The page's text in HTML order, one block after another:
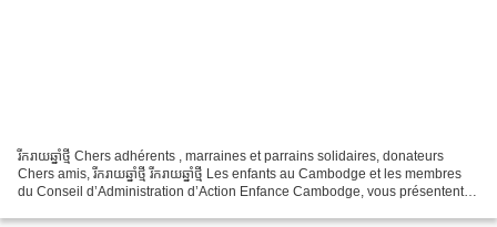
រីករាយឆ្នាំថ្មី Chers adhérents , marraines et parrains solidaires, donateurs
Chers amis, រីករាយឆ្នាំថ្មី រីករាយឆ្នាំថ្មី Les enfants au Cambodge et les membres
du Conseil d’Administration d’Action Enfance Cambodge, vous présentent à